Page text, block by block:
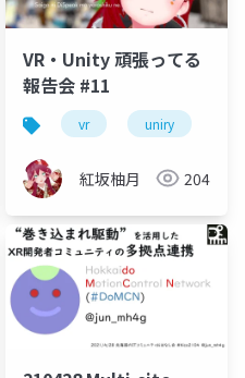
vrchat 初心者
VR・Unity 頑張ってる
報告会 #11
vr uniry
紅坂柚月 204